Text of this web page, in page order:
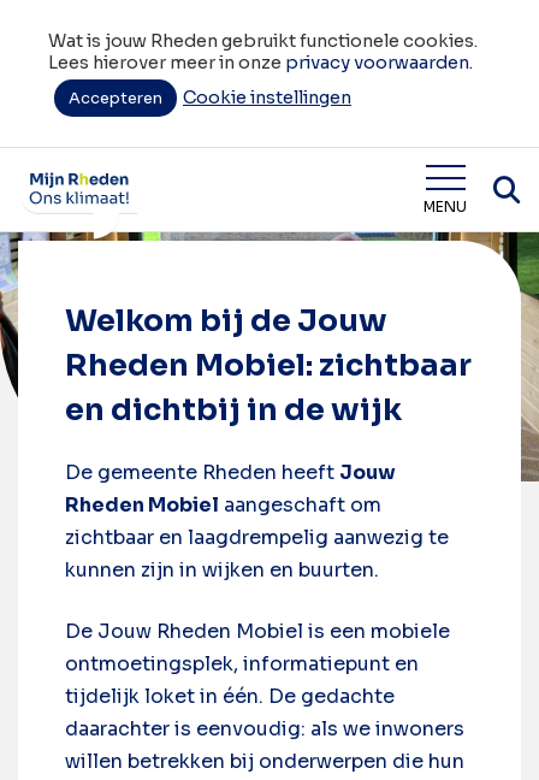
Wat is jouw Rheden gebruikt functionele cookies.
Lees hierover meer in onze privacy voorwaarden.
Accepteren Cookie instellingen
Wat is jouw Rheden MENU
Home Welkom bij de Jouw Rheden Mobiel
Welkom bij de Jouw
Rheden Mobiel: zichtbaar
en dichtbij in de wijk
De gemeente Rheden heeft Jouw
Rheden Mobiel aangeschaft om
zichtbaar en laagdrempelig aanwezig te
kunnen zijn in wijken en buurten.
De Jouw Rheden Mobiel is een mobiele
ontmoetingsplek, informatiepunt en
tijdelijk loket in één. De gedachte
daarachter is eenvoudig: als we inwoners
willen betrekken bij onderwerpen die hun